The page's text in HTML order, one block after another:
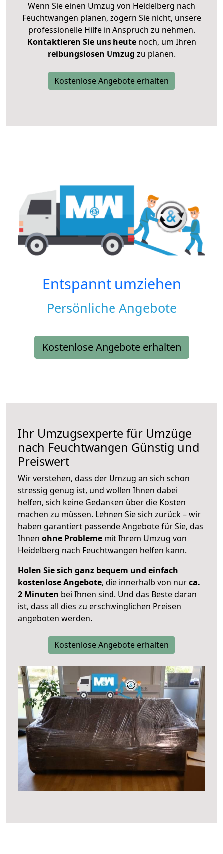
Wenn Sie einen Umzug von Heidelberg nach
Feuchtwangen planen, zögern Sie nicht, unsere
professionelle Hilfe in Anspruch zu nehmen.
Kontaktieren Sie uns heutenoch, um Ihren
reibungslosen Umzug zu planen.
Kostenlose Angebote erhalten
Entspannt umziehen
Persönliche Angebote
Kostenlose Angebote erhalten
Ihr Umzugsexperte für Umzüge
nach Feuchtwangen Günstig und
Preiswert
Wir verstehen, dass der Umzug an sich schon
stressig genug ist, und wollen Ihnen dabei
helfen, sich keine Gedanken über die Kosten
machen zu müssen. Lehnen Sie sich zurück – wir
haben garantiert passende Angebote für Sie, das
Ihnen ohne Probleme mit Ihrem Umzug von
Heidelberg nach Feuchtwangen helfen kann.
Holen Sie sich ganz bequem und einfach
kostenlose Angebote, die innerhalb von nurca.
2 Minuten bei Ihnen sind. Und das Beste daran
ist, dass all dies zu erschwinglichen Preisen
angeboten werden.
Kostenlose Angebote erhalten